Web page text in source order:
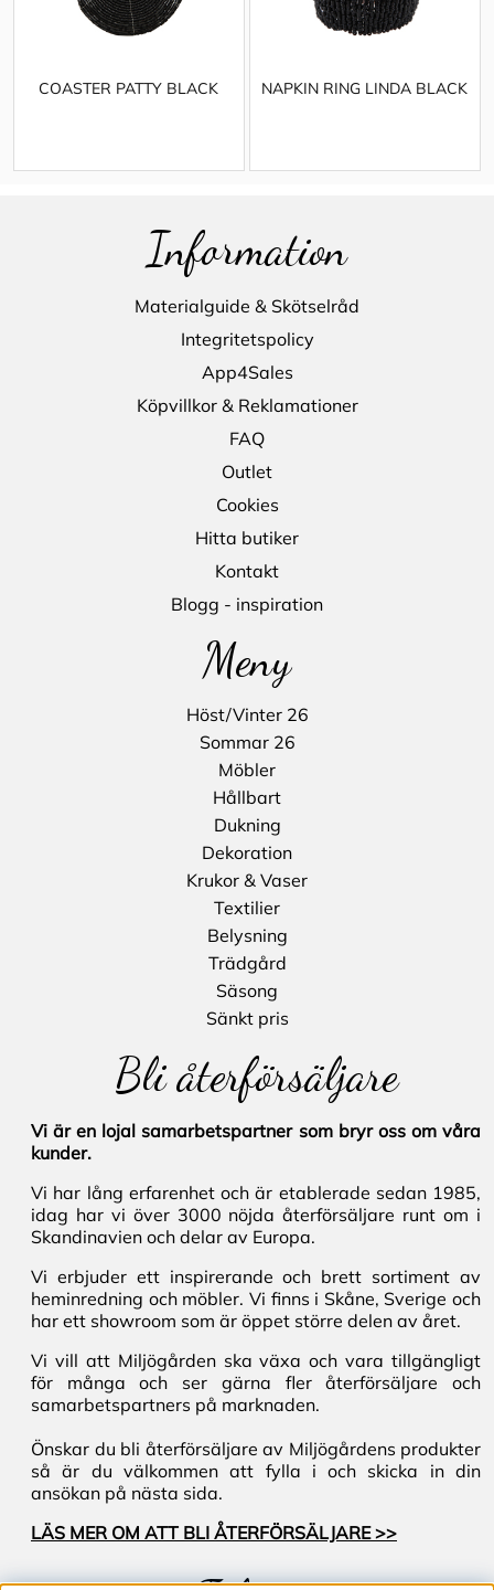
COASTER PATTY BLACK NAPKIN RING LINDA BLACK
Information
Materialguide & Skötselråd
Integritetspolicy
App4Sales
Köpvillkor & Reklamationer
FAQ
Outlet
Cookies
Hitta butiker
Kontakt
Blogg - inspiration
Meny
Höst/Vinter 26
Sommar 26
Möbler
Hållbart
Dukning
Dekoration
Krukor & Vaser
Textilier
Belysning
Trädgård
Säsong
Sänkt pris
Bli återförsäljare
Vi är en lojal samarbetspartner som bryr oss om våra
kunder.
Vi har lång erfarenhet och är etablerade sedan 1985,
idag har vi över 3000 nöjda återförsäljare runt om i
Skandinavien och delar av Europa.
Vi erbjuder ett inspirerande och brett sortiment av
heminredning och möbler. Vi finns i Skåne, Sverige och
har ett showroom som är öppet större delen av året.
Vi vill att Miljögården ska växa och vara tillgängligt
för många och ser gärna fler återförsäljare och
samarbetspartners på marknaden.
Önskar du bli återförsäljare av Miljögårdens produkter
så är du välkommen att fylla i och skicka in din
ansökan på nästa sida.
LÄS MER OM ATT BLI ÅTERFÖRSÄLJARE >>